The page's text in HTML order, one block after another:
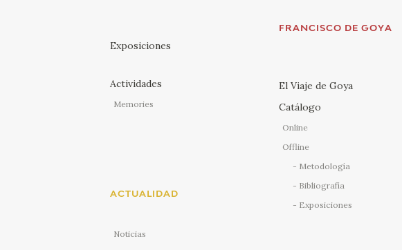
Exposiciones
Actividades
Memories
ACTUALIDAD
Noticias
FRANCISCO DE GOYA
El Viaje de Goya
Catálogo
Online
Offline
Metodología
Bibliografía
Exposiciones